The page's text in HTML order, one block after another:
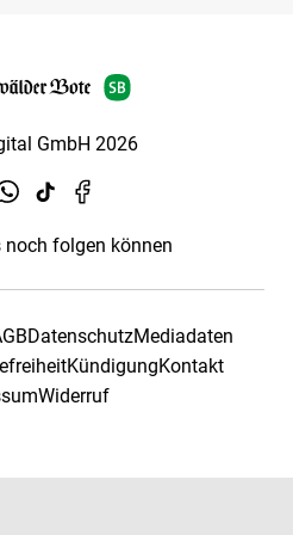
GmbH 2026
noch folgen können
DatenschutzMediadaten
KündigungKontakt
Widerruf